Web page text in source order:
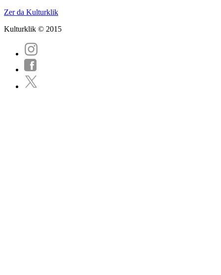
Zer da Kulturklik
Kulturklik © 2015